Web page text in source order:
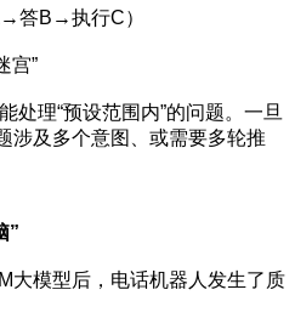
答B→执行C）
宫”
理“预设范围内”的问题。一旦
涉及多个意图、或需要多轮推
”
模型后，电话机器人发生了质